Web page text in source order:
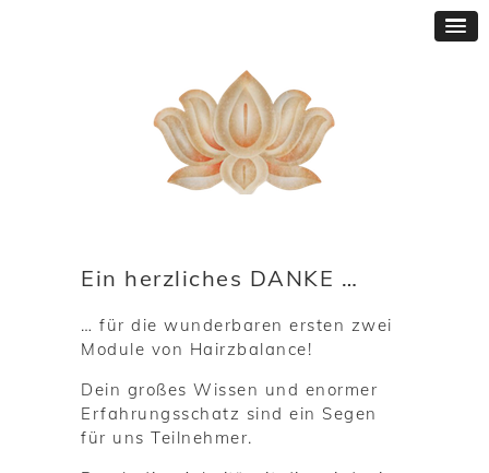
Ein herzliches DANKE …
… für die wunderbaren ersten zwei
Module von Hairzbalance!
Dein großes Wissen und enormer
Erfahrungsschatz sind ein Segen
für uns Teilnehmer.